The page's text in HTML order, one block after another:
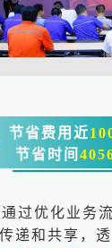
节省费用近
节省时间
通过优化业务
递和共享，